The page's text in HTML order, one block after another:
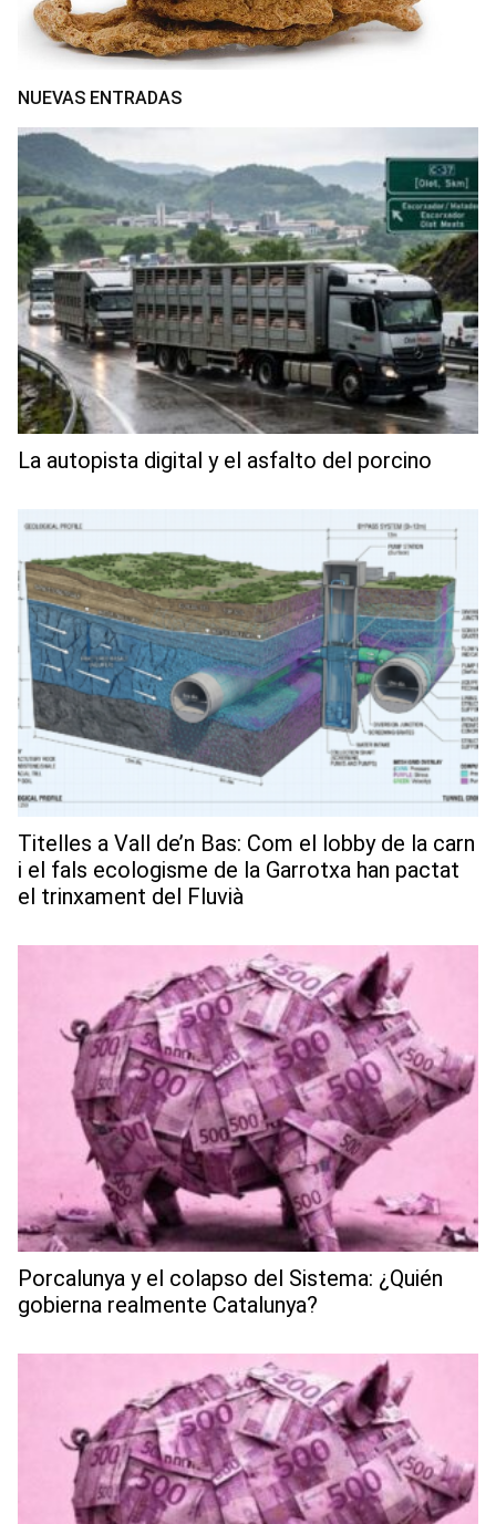
NUEVAS ENTRADAS
La autopista digital y el asfalto del porcino
Titelles a Vall de’n Bas: Com el lobby de la carn
i el fals ecologisme de la Garrotxa han pactat
el trinxament del Fluvià
Porcalunya y el colapso del Sistema: ¿Quién
gobierna realmente Catalunya?